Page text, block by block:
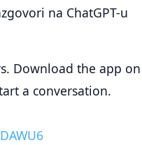
na ChatGPT-u
Download the app on
a conversation.